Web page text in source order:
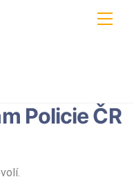
Policie ČR